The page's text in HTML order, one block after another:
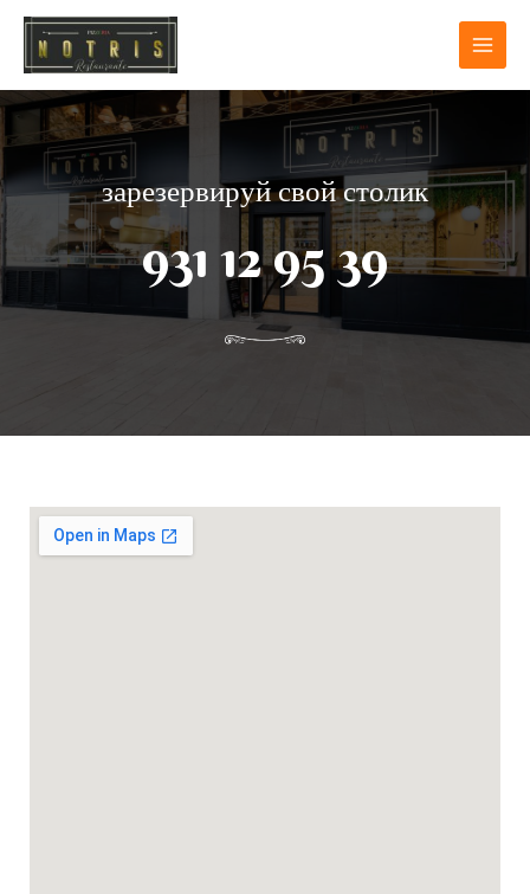
зарезервируй свой столик
931 12 95 39